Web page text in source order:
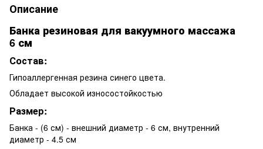
Описание
Банка резиновая для вакуумного массажа
6 см
Состав:
Гипоаллергенная резина синего цвета.
Обладает высокой износостойкостью
Размер:
Банка - (6 см) - внешний диаметр - 6 см, внутренний
диаметр - 4.5 см